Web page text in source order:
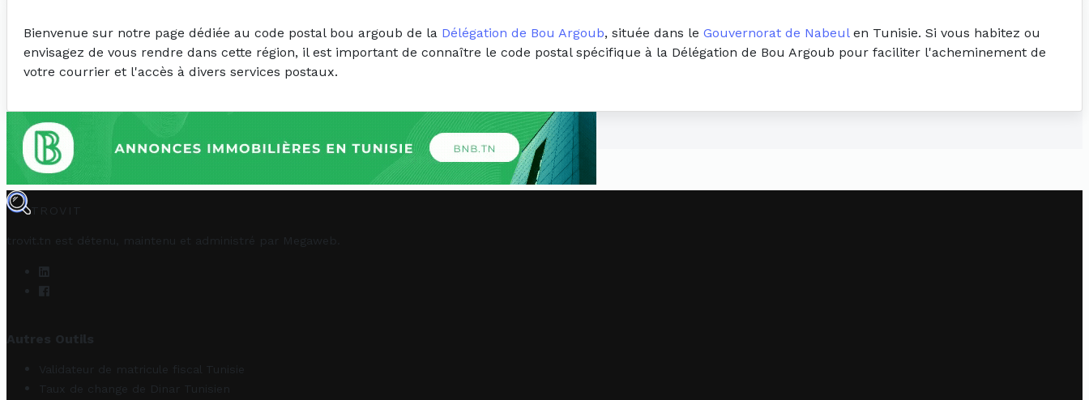
Bienvenue sur notre page dédiée au code postal bou argoub de la Délégation de Bou Argoub, située dans le Gouvernorat de Nabeulen Tunisie. Si vous habitez ou
envisagez de vous rendre dans cette région, il est important de connaître le code postal spécifique à la Délégation de Bou Argoub pour faciliter l'acheminement de
votre courrier et l'accès à divers services postaux.
TROVIT
trovit.tn est détenu, maintenu et administré par Megaweb
Autres Outils
Validateur de matricule fiscal Tunisie
Taux de change de Dinar Tunisien